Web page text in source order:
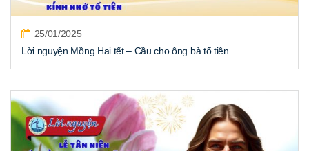
25/01/2025
Lời nguyện Mồng Hai tết – Cầu cho ông bà tổ tiên